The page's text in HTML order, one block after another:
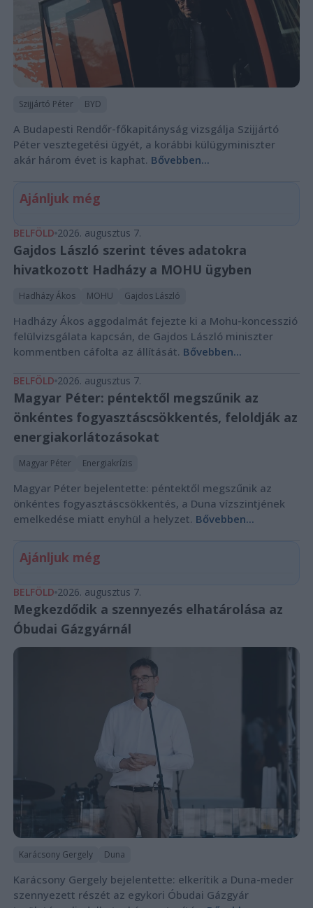
Szijjártó Péter BYD
A Budapesti Rendőr-főkapitányság vizsgálja Szijjártó
Péter vesztegetési ügyét, a korábbi külügyminiszter
akár három évet is kaphat. Bővebben...
Ajánljuk még
BELFÖLD 2026. augusztus 7.
Gajdos László szerint téves adatokra
hivatkozott Hadházy a MOHU ügyben
Hadházy Ákos MOHU Gajdos László
Hadházy Ákos aggodalmát fejezte ki a Mohu-koncesszió
felülvizsgálata kapcsán, de Gajdos László miniszter
kommentben cáfolta az állítását. Bővebben...
BELFÖLD 2026. augusztus 7.
Magyar Péter: péntektől megszűnik az
önkéntes fogyasztáscsökkentés, feloldják az
energiakorlátozásokat
Magyar Péter Energiakrízis
Magyar Péter bejelentette: péntektől megszűnik az
önkéntes fogyasztáscsökkentés, a Duna vízszintjének
emelkedése miatt enyhül a helyzet. Bővebben...
Ajánljuk még
BELFÖLD 2026. augusztus 7.
Megkezdődik a szennyezés elhatárolása az
Óbudai Gázgyárnál
Karácsony Gergely Duna
Karácsony Gergely bejelentette: elkerítik a Duna-meder
szennyezett részét az egykori Óbudai Gázgyár